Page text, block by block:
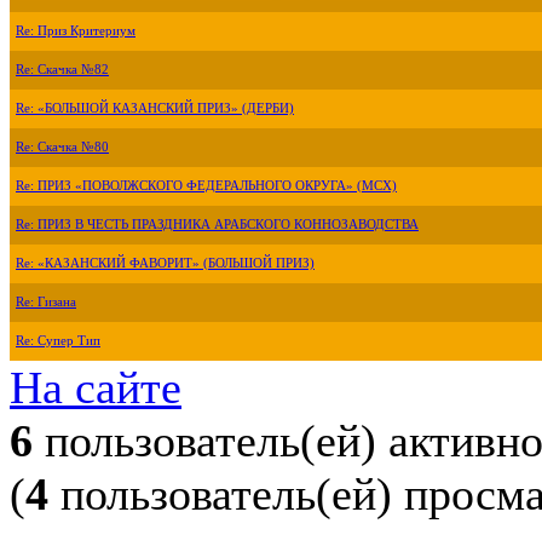
Re: Приз Критериум
Re: Скачка №82
Re: «БОЛЬШОЙ КАЗАНСКИЙ ПРИЗ» (ДЕРБИ)
Re: Скачка №80
Re: ПРИЗ «ПОВОЛЖСКОГО ФЕДЕРАЛЬНОГО ОКРУГА» (МСХ)
Re: ПРИЗ В ЧЕСТЬ ПРАЗДНИКА АРАБСКОГО КОННОЗАВОДСТВА
Re: «КАЗАНСКИЙ ФАВОРИТ» (БОЛЬШОЙ ПРИЗ)
Re: Гизана
Re: Супер Тип
На сайте
6 пользователь(ей) активно
(4 пользователь(ей)